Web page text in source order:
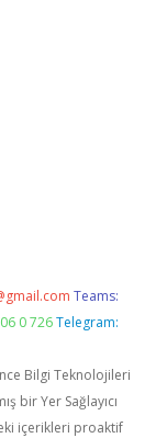
Teams:
0 726 Telegram:
Bilgi Teknolojileri
bir Yer Sağlayıcı
içerikleri proaktif